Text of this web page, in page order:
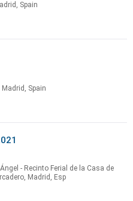
Spain
Spain
- Recinto Ferial de la Casa de
Madrid, Esp